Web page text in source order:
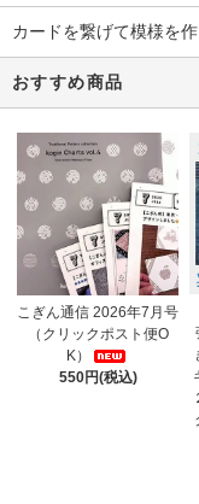
カードを繋げて模様を
おすすめ商品
こぎん通信 2026年7月号
（クリックポスト便O
K）
550円(税込)